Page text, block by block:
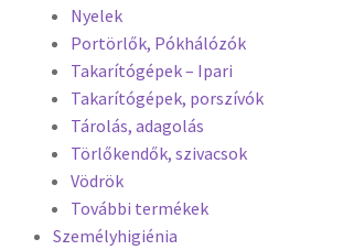
Nyelek
Portörlők, Pókhálózók
Takarítógépek – Ipari
Takarítógépek, porszívók
Tárolás, adagolás
Törlőkendők, szivacsok
Vödrök
További termékek
Személyhigiénia